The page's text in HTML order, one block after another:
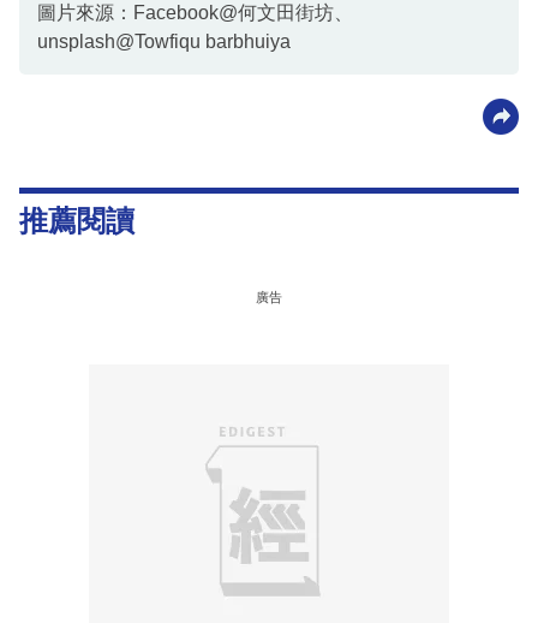
圖片來源：Facebook@何文田街坊、
unsplash@Towfiqu barbhuiya
推薦閱讀
廣告